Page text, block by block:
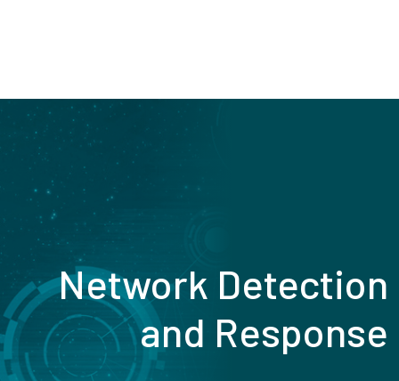
Network Detection
and Response